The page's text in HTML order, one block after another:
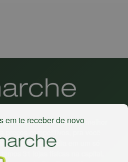
Marche busca oferecer a melhor
preços competitivos, pra você
para seu dia a dia em um só
31 lojas físicas na capital,
em te receber de novo